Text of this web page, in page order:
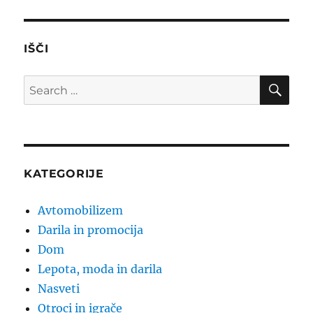
IŠČI
Search
for:
KATEGORIJE
Avtomobilizem
Darila in promocija
Dom
Lepota, moda in darila
Nasveti
Otroci in igrače